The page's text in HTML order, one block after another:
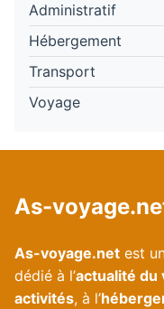
Administratif
Hébergement
Transport
Voyage
As-voyage.
As-voyage.net est
dédié à l’actualité du
activités, à l’